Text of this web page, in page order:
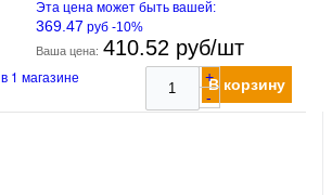
Эта цена может быть вашей:
369.47 руб -10%
Ваша цена: 410.52 руб/шт
в 1 магазине
+
-
В корзину